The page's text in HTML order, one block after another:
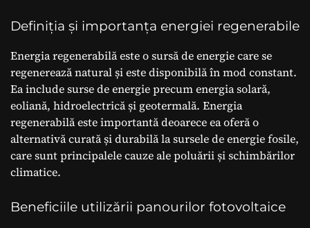
Definiția și importanța energiei regenerabile
Energia regenerabilă este o sursă de energie care se
regenerează natural și este disponibilă în mod constant.
Ea include surse de energie precum energia solară,
eoliană, hidroelectrică și geotermală. Energia
regenerabilă este importantă deoarece ea oferă o
alternativă curată și durabilă la sursele de energie fosile,
care sunt principalele cauze ale poluării și schimbărilor
climatice.
Beneficiile utilizării panourilor fotovoltaice